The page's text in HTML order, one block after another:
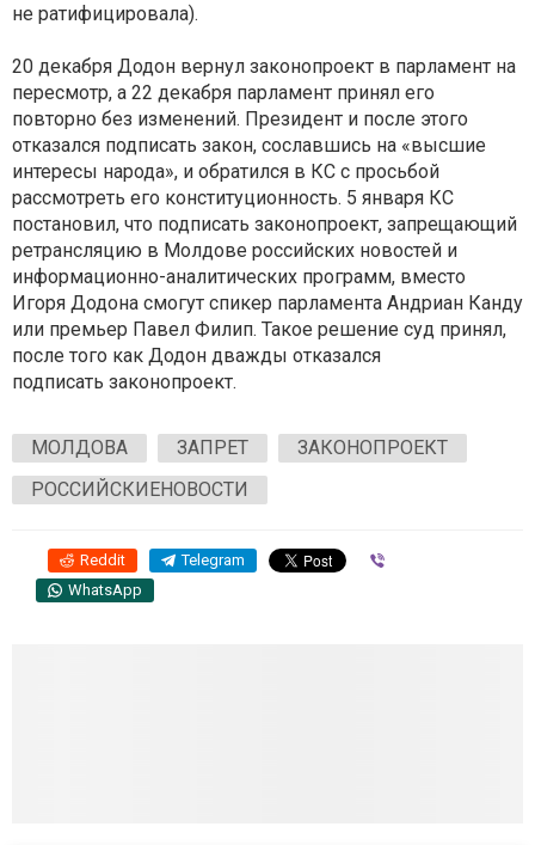
не ратифицировала).
20 декабря Додон вернул законопроект в парламент на
пересмотр, а 22 декабря парламент принял его
повторно без изменений. Президент и после этого
отказался подписать закон, сославшись на «высшие
интересы народа», и обратился в КС с просьбой
рассмотреть его конституционность. 5 января КС
постановил, что подписать законопроект, запрещающий
ретрансляцию в Молдове российских новостей и
информационно-аналитических программ, вместо
Игоря Додона смогут спикер парламента Андриан Канду
или премьер Павел Филип. Такое решение суд принял,
после того как Додон дважды отказался
подписать законопроект.
МОЛДОВА ЗАПРЕТ
ЗАКОНОПРОЕКТ
РОССИЙСКИЕНОВОСТИ
Reddit Telegram
WhatsApp